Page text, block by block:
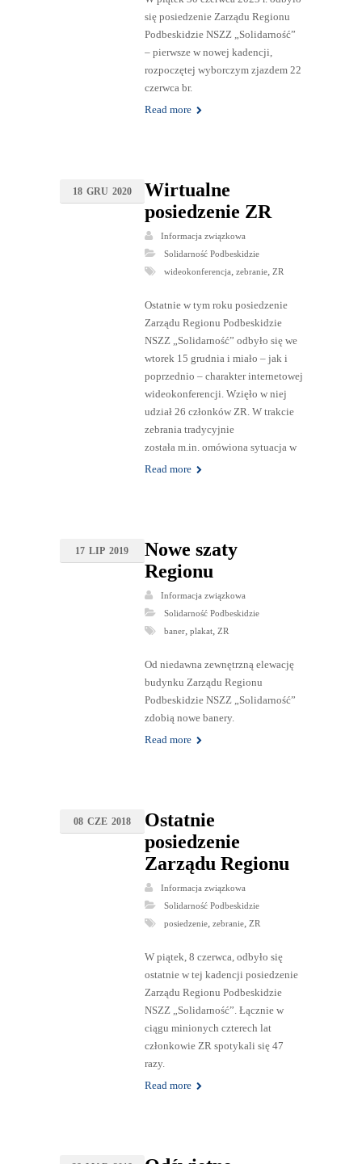
się posiedzenie Zarządu Regionu
Podbeskidzie NSZZ „Solidarność”
– pierwsze w nowej kadencji,
rozpoczętej wyborczym zjazdem 22
czerwca br.
Read more
18 GRU 2020
Wirtualne
posiedzenie ZR
Informacja związkowa
Solidarność Podbeskidzie
wideokonferencja, zebranie, ZR
Ostatnie w tym roku posiedzenie
Zarządu Regionu Podbeskidzie
NSZZ „Solidarność” odbyło się we
wtorek 15 grudnia i miało – jak i
poprzednio – charakter internetowej
wideokonferencji. Wzięło w niej
udział 26 członków ZR. W trakcie
zebrania tradycyjnie
została m.in. omówiona sytuacja w
Read more
17 LIP 2019
Nowe szaty
Regionu
Informacja związkowa
Solidarność Podbeskidzie
baner, plakat, ZR
Od niedawna zewnętrzną elewację
budynku Zarządu Regionu
Podbeskidzie NSZZ „Solidarność”
zdobią nowe banery.
Read more
08 CZE 2018
Ostatnie
posiedzenie
Zarządu Regionu
Informacja związkowa
Solidarność Podbeskidzie
posiedzenie, zebranie, ZR
W piątek, 8 czerwca, odbyło się
ostatnie w tej kadencji posiedzenie
Zarządu Regionu Podbeskidzie
NSZZ „Solidarność”. Łącznie w
ciągu minionych czterech lat
członkowie ZR spotykali się 47
razy.
Read more